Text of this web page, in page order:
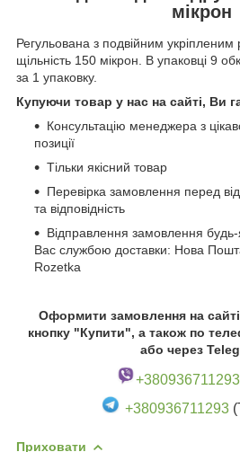
мікрон
Регульована з подвійним
щільність 150 мікрон. В упаковці 9
за 1 упаковку.
Купуючи товар у нас на сайті, Ви
Консультацію менеджера з
позиції
Тільки якісний товар
Перевірка замовлення перед
та відповідність
Відправлення замовлення
Вас службою доставки: Нова
Rozetka
Оформити замовлення на
кнопку "Купити", а також по
або через
+380936711293
+380936711293
Приховати